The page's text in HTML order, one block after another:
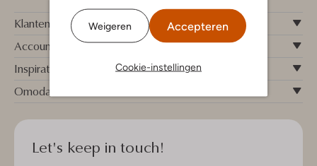
Weigeren Accepteren
Cookie-instellingen
Klantenservice
Account
Inspiratie
Omoda
Let's keep in touch!